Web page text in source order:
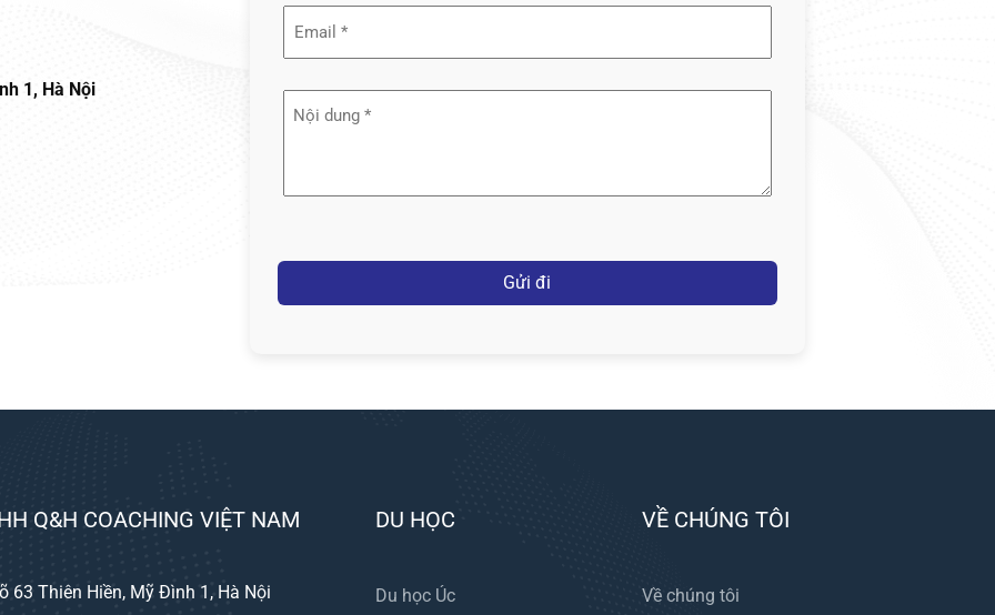
1, Hà Nội
Email
(Required)
Nội
Q&H COACHING VIỆT NAM
63 Thiên Hiền, Mỹ Đình 1, Hà Nội
DU HỌC
Du học Úc
VỀ CHÚNG TÔI
Về chúng tôi